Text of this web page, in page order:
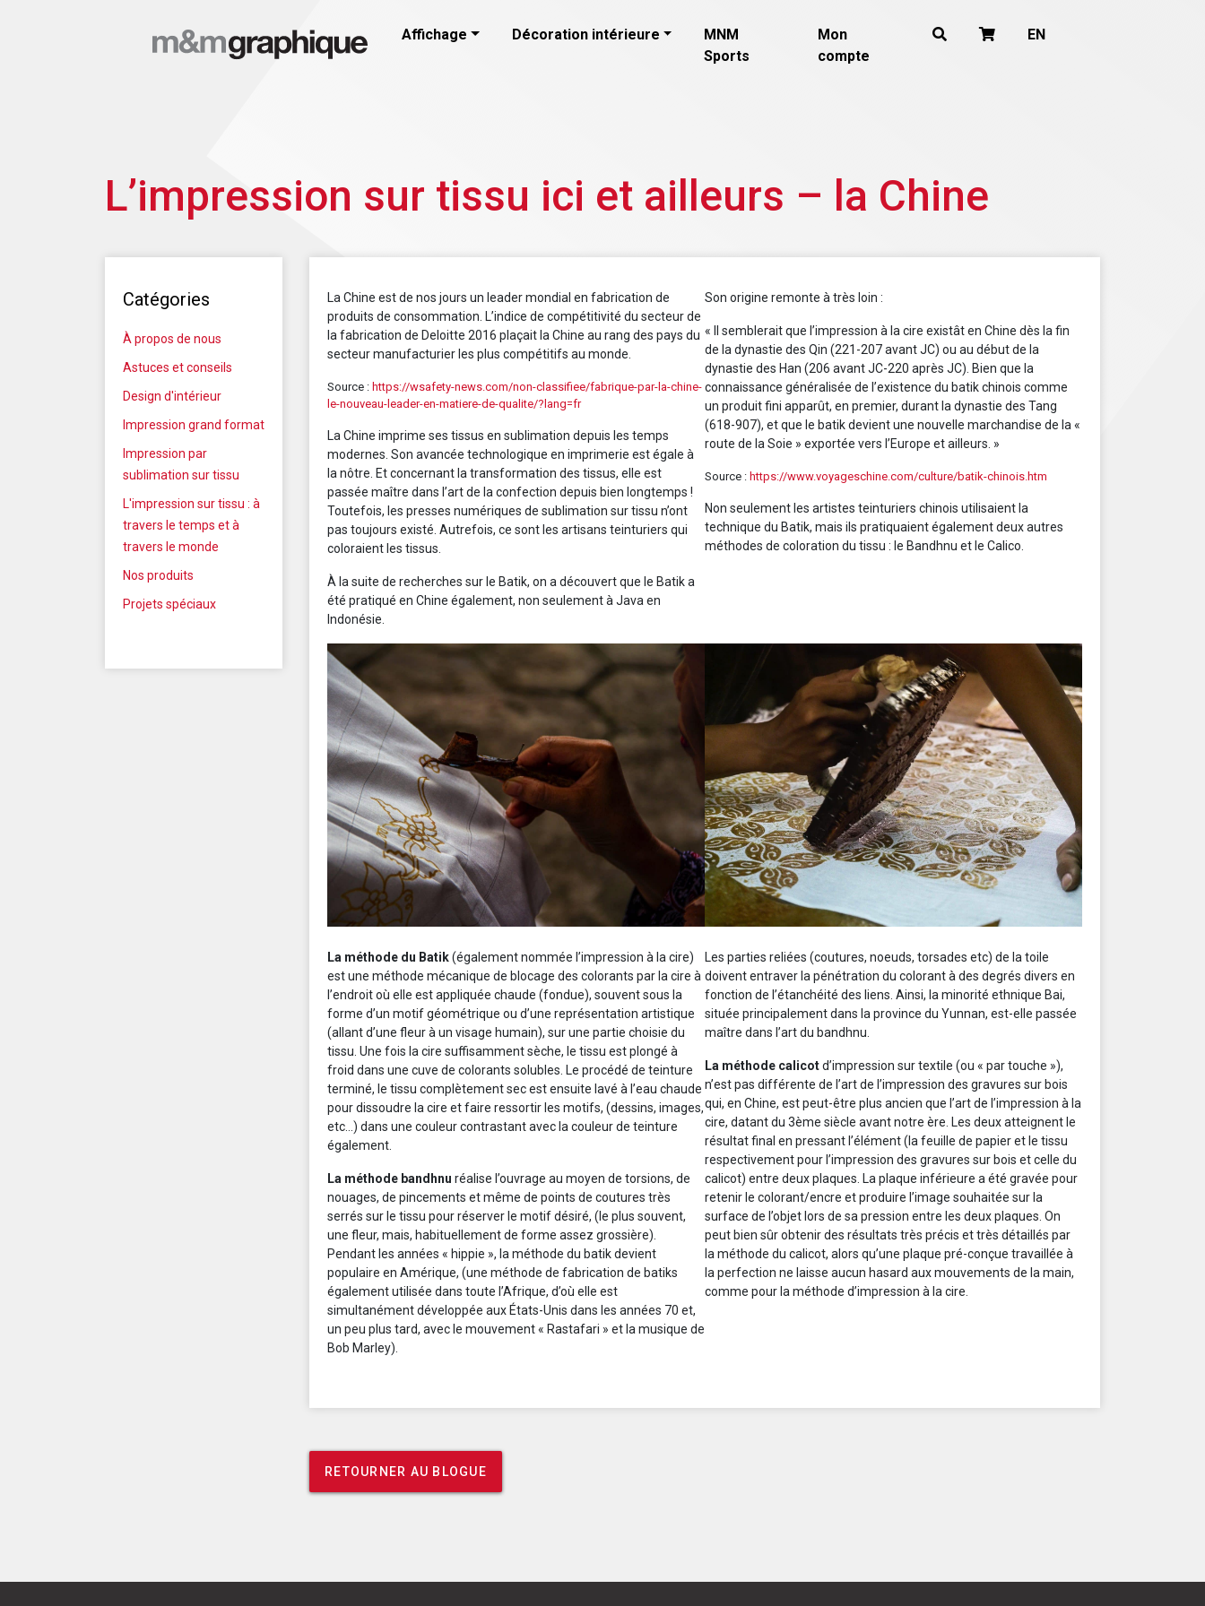
Affichage Décoration intérieure
MNM
Sports
Mon
compte
EN
L’impression sur tissu ici et ailleurs – la Chine
Catégories
À propos de nous
Astuces et conseils
Design d'intérieur
Impression grand format
Impression par
sublimation sur tissu
L'impression sur tissu : à
travers le temps et à
travers le monde
Nos produits
Projets spéciaux
La Chine est de nos jours un leader mondial en fabrication de
produits de consommation. L’indice de compétitivité du secteur de
la fabrication de Deloitte 2016 plaçait la Chine au rang des pays du
secteur manufacturier les plus compétitifs au monde.
Source : https://wsafety-news.com/non-classifiee/fabrique-par-la-chine-
le-nouveau-leader-en-matiere-de-qualite/?lang=fr
La Chine imprime ses tissus en sublimation depuis les temps
modernes. Son avancée technologique en imprimerie est égale à
la nôtre. Et concernant la transformation des tissus, elle est
passée maître dans l’art de la confection depuis bien longtemps !
Toutefois, les presses numériques de sublimation sur tissu n’ont
pas toujours existé. Autrefois, ce sont les artisans teinturiers qui
coloraient les tissus.
À la suite de recherches sur le Batik, on a découvert que le Batik a
été pratiqué en Chine également, non seulement à Java en
Indonésie.
Son origine remonte à très loin :
« Il semblerait que l’impression à la cire existât en Chine dès la fin
de la dynastie des Qin (221-207 avant JC) ou au début de la
dynastie des Han (206 avant JC-220 après JC). Bien que la
connaissance généralisée de l’existence du batik chinois comme
un produit fini apparût, en premier, durant la dynastie des Tang
(618-907), et que le batik devient une nouvelle marchandise de la «
route de la Soie » exportée vers l’Europe et ailleurs. »
Source : https://www.voyageschine.com/culture/batik-chinois.htm
Non seulement les artistes teinturiers chinois utilisaient la
technique du Batik, mais ils pratiquaient également deux autres
méthodes de coloration du tissu : le Bandhnu et le Calico.
La méthode du Batik(également nommée l’impression à la cire)
est une méthode mécanique de blocage des colorants par la cire à
l’endroit où elle est appliquée chaude (fondue), souvent sous la
forme d’un motif géométrique ou d’une représentation artistique
(allant d’une fleur à un visage humain), sur une partie choisie du
tissu. Une fois la cire suffisamment sèche, le tissu est plongé à
froid dans une cuve de colorants solubles. Le procédé de teinture
terminé, le tissu complètement sec est ensuite lavé à l’eau chaude
pour dissoudre la cire et faire ressortir les motifs, (dessins, images,
etc…) dans une couleur contrastant avec la couleur de teinture
également.
La méthode bandhnu réalise l’ouvrage au moyen de torsions, de
nouages, de pincements et même de points de coutures très
serrés sur le tissu pour réserver le motif désiré, (le plus souvent,
une fleur, mais, habituellement de forme assez grossière).
Pendant les années « hippie », la méthode du batik devient
populaire en Amérique, (une méthode de fabrication de batiks
également utilisée dans toute l’Afrique, d’où elle est
simultanément développée aux États-Unis dans les années 70 et,
un peu plus tard, avec le mouvement « Rastafari » et la musique de
Bob Marley).
Les parties reliées (coutures, noeuds, torsades etc) de la toile
doivent entraver la pénétration du colorant à des degrés divers en
fonction de l’étanchéité des liens. Ainsi, la minorité ethnique Bai,
située principalement dans la province du Yunnan, est-elle passée
maître dans l’art du bandhnu.
La méthode calicotd’impression sur textile (ou « par touche »),
n’est pas différente de l’art de l’impression des gravures sur bois
qui, en Chine, est peut-être plus ancien que l’art de l’impression à la
cire, datant du 3ème siècle avant notre ère. Les deux atteignent le
résultat final en pressant l’élément (la feuille de papier et le tissu
respectivement pour l’impression des gravures sur bois et celle du
calicot) entre deux plaques. La plaque inférieure a été gravée pour
retenir le colorant/encre et produire l’image souhaitée sur la
surface de l’objet lors de sa pression entre les deux plaques. On
peut bien sûr obtenir des résultats très précis et très détaillés par
la méthode du calicot, alors qu’une plaque pré-conçue travaillée à
la perfection ne laisse aucun hasard aux mouvements de la main,
comme pour la méthode d’impression à la cire.
RETOURNER AU BLOGUE